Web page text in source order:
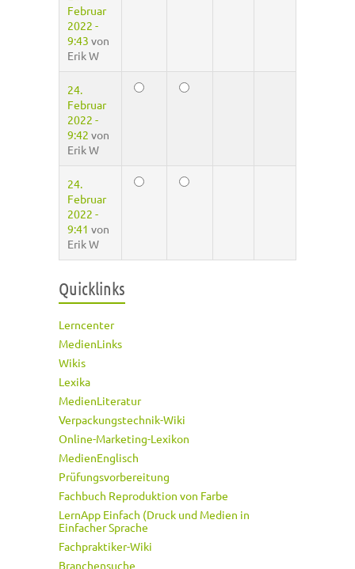
Februar
2022 -
9:43 von
Erik W
24.
Februar
2022 -
9:42 von
Erik W
24.
Februar
2022 -
9:41 von
Erik W
Quicklinks
Lerncenter
MedienLinks
Wikis
Lexika
MedienLiteratur
Verpackungstechnik-Wiki
Online-Marketing-Lexikon
MedienEnglisch
Prüfungsvorbereitung
Fachbuch Reproduktion von Farbe
LernApp Einfach (Druck und Medien in
Einfacher Sprache
Fachpraktiker-Wiki
Branchensuche